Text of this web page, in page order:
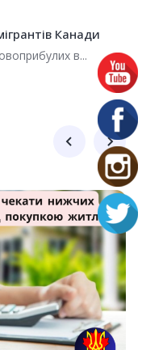
Канади у
роботу; умови...
по